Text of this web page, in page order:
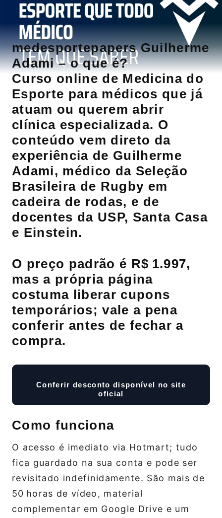
medesportepapers Guilherme
Adami – o que é?
Curso online de Medicina do
Esporte para médicos que já
atuam ou querem abrir
clínica especializada. O
conteúdo vem direto da
experiência de Guilherme
Adami, médico da Seleção
Brasileira de Rugby em
cadeira de rodas, e de
docentes da USP, Santa Casa
e Einstein.
O preço padrão é R$ 1.997,
mas a própria página
costuma liberar cupons
temporários; vale a pena
conferir antes de fechar a
compra.
Conferir desconto disponível no site
oficial
Como funciona
O acesso é imediato via Hotmart; tudo
fica guardado na sua conta e pode ser
revisitado indefinidamente. São mais de
50 horas de vídeo, material
complementar em Google Drive e um